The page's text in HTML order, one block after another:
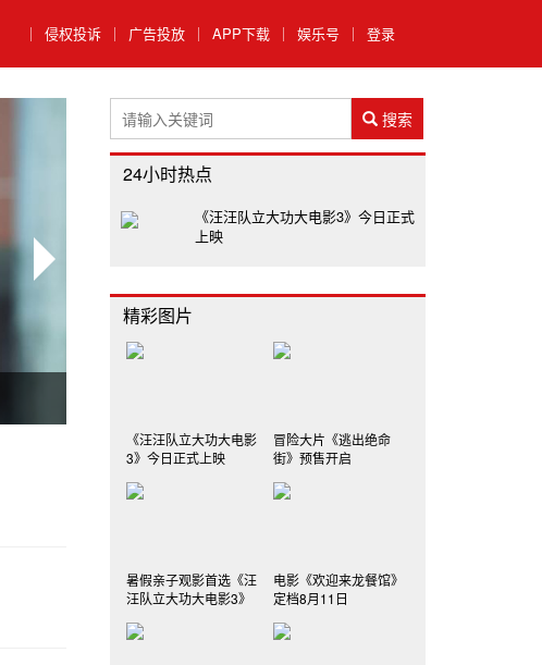
｜ 侵权投诉 ｜ 广告投放 ｜ APP下载 ｜ 娱乐号 ｜ 登录
搜索
24小时热点
《汪汪队立大功大电影3》今日正式
上映
精彩图片
《汪汪队立大功大电影
3》今日正式上映
冒险大片《逃出绝命
街》预售开启
暑假亲子观影首选《汪
汪队立大功大电影3》
电影《欢迎来龙餐馆》
定档8月11日